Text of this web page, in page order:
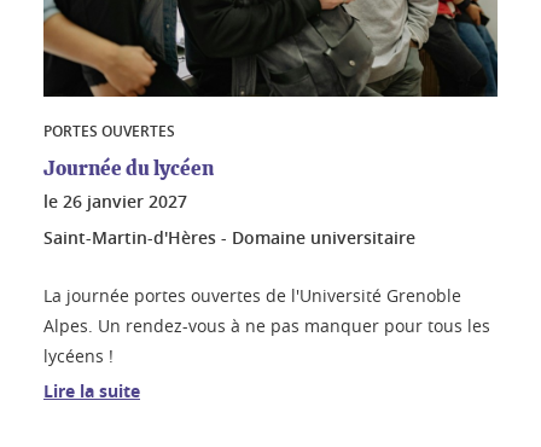
PORTES OUVERTES
Journée du lycéen
le 26 janvier 2027
Saint-Martin-d'Hères - Domaine universitaire
La journée portes ouvertes de l'Université Grenoble
Alpes. Un rendez-vous à ne pas manquer pour tous les
lycéens !
Lire la suite